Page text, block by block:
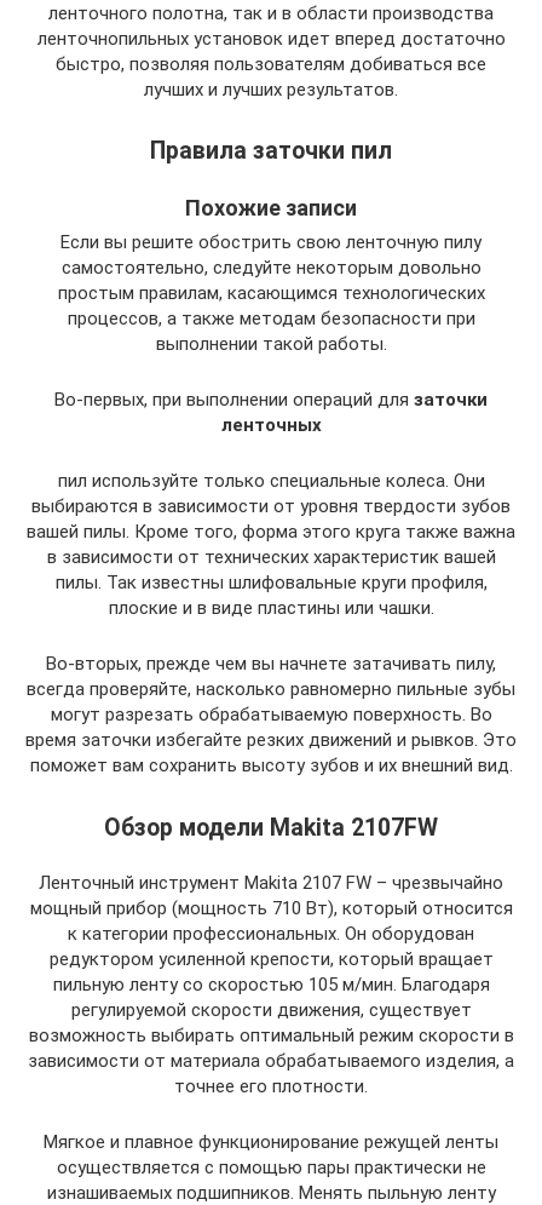
ленточного полотна, так и в области производства
ленточнопильных установок идет вперед достаточно
быстро, позволяя пользователям добиваться все
лучших и лучших результатов.
Правила заточки пил
Похожие записи
Если вы решите обострить свою ленточную пилу
самостоятельно, следуйте некоторым довольно
простым правилам, касающимся технологических
процессов, а также методам безопасности при
выполнении такой работы.
Во-первых, при выполнении операций для заточки
ленточных
пил используйте только специальные колеса. Они
выбираются в зависимости от уровня твердости зубов
вашей пилы. Кроме того, форма этого круга также важна
в зависимости от технических характеристик вашей
пилы. Так известны шлифовальные круги профиля,
плоские и в виде пластины или чашки.
Во-вторых, прежде чем вы начнете затачивать пилу,
всегда проверяйте, насколько равномерно пильные зубы
могут разрезать обрабатываемую поверхность. Во
время заточки избегайте резких движений и рывков. Это
поможет вам сохранить высоту зубов и их внешний вид.
Обзор модели Makita 2107FW
Ленточный инструмент Makita 2107 FW – чрезвычайно
мощный прибор (мощность 710 Вт), который относится
к категории профессиональных. Он оборудован
редуктором усиленной крепости, который вращает
пильную ленту со скоростью 105 м/мин. Благодаря
регулируемой скорости движения, существует
возможность выбирать оптимальный режим скорости в
зависимости от материала обрабатываемого изделия, а
точнее его плотности.
Мягкое и плавное функционирование режущей ленты
осуществляется с помощью пары практически не
изнашиваемых подшипников. Менять пыльную ленту